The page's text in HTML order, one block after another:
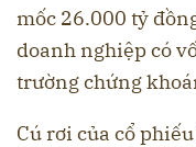
mốc 26.000 tỷ
doanh nghiệp có
trường chứng
Cú rơi của cổ